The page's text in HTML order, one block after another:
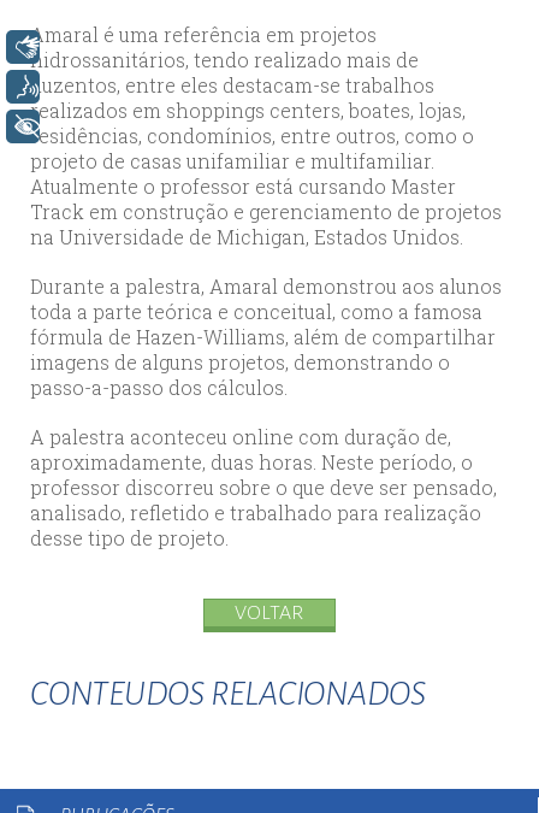
Amaral é uma referência em projetos
hidrossanitários, tendo realizado mais de
duzentos, entre eles destacam-se trabalhos
realizados em shoppings centers, boates, lojas,
residências, condomínios, entre outros, como o
projeto de casas unifamiliar e multifamiliar.
Atualmente o professor está cursando Master
Track em construção e gerenciamento de projetos
na Universidade de Michigan, Estados Unidos.
Durante a palestra, Amaral demonstrou aos alunos
toda a parte teórica e conceitual, como a famosa
fórmula de Hazen-Williams, além de compartilhar
imagens de alguns projetos, demonstrando o
passo-a-passo dos cálculos.
A palestra aconteceu online com duração de,
aproximadamente, duas horas. Neste período, o
professor discorreu sobre o que deve ser pensado,
analisado, refletido e trabalhado para realização
desse tipo de projeto.
VOLTAR
CONTEUDOS RELACIONADOS
Libras
Voz
+ Acessibilidade